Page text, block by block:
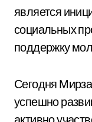
является
социальных
поддержку
Сегодня
успешно